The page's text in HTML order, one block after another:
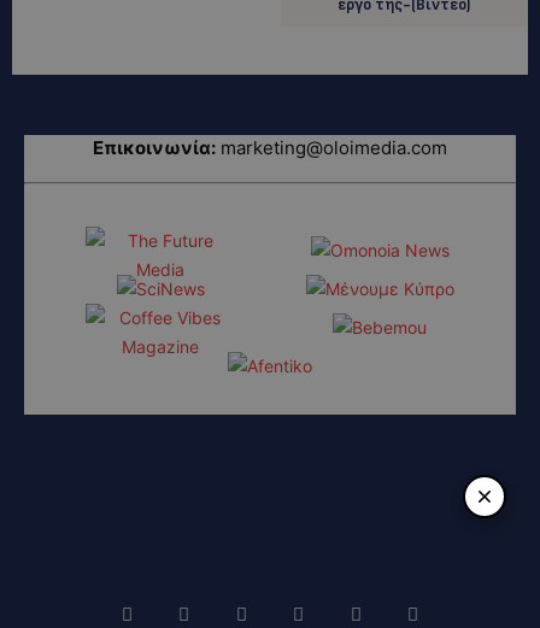
έργο της-(Bίντεο)
Επικοινωνία: marketing@oloimedia.com